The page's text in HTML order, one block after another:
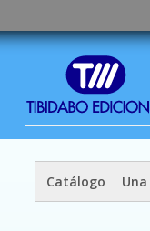
Catálogo